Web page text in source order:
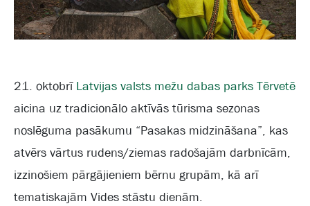
21. oktobrī Latvijas valsts mežu dabas parks Tērvetē
aicina uz tradicionālo aktīvās tūrisma sezonas
noslēguma pasākumu “Pasakas midzināšana”, kas
atvērs vārtus rudens/ziemas radošajām darbnīcām,
izzinošiem pārgājieniem bērnu grupām, kā arī
tematiskajām Vides stāstu dienām.